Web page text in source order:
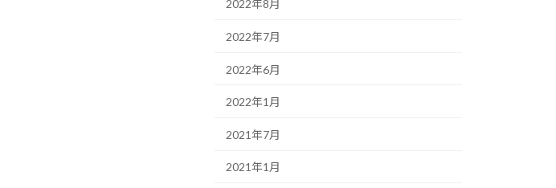
2022年8月
2022年7月
2022年6月
2022年1月
2021年7月
2021年1月